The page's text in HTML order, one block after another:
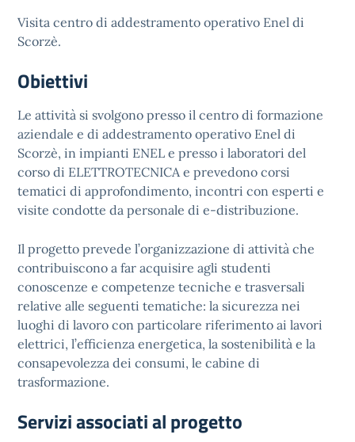
Visita centro di addestramento operativo Enel di
Scorzè.
Obiettivi
Le attività si svolgono presso il centro di formazione
aziendale e di addestramento operativo Enel di
Scorzè, in impianti ENEL e presso i laboratori del
corso di ELETTROTECNICA e prevedono corsi
tematici di approfondimento, incontri con esperti e
visite condotte da personale di e-distribuzione.
Il progetto prevede l’organizzazione di attività che
contribuiscono a far acquisire agli studenti
conoscenze e competenze tecniche e trasversali
relative alle seguenti tematiche: la sicurezza nei
luoghi di lavoro con particolare riferimento ai lavori
elettrici, l’efficienza energetica, la sostenibilità e la
consapevolezza dei consumi, le cabine di
trasformazione.
Servizi associati al progetto